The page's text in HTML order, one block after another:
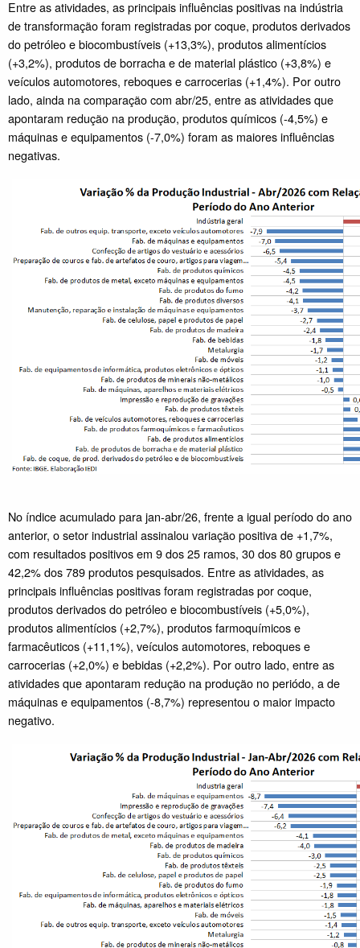
Entre as atividades, as principais influências positivas na indústria
de transformação foram registradas por coque, produtos derivados
do petróleo e biocombustíveis (+13,3%), produtos alimentícios
(+3,2%), produtos de borracha e de material plástico (+3,8%) e
veículos automotores, reboques e carrocerias (+1,4%). Por outro
lado, ainda na comparação com abr/25, entre as atividades que
apontaram redução na produção, produtos químicos (-4,5%) e
máquinas e equipamentos (-7,0%) foram as maiores influências
negativas.
No índice acumulado para jan-abr/26, frente a igual período do ano
anterior, o setor industrial assinalou variação positiva de +1,7%,
com resultados positivos em 9 dos 25 ramos, 30 dos 80 grupos e
42,2% dos 789 produtos pesquisados. Entre as atividades, as
principais influências positivas foram registradas por coque,
produtos derivados do petróleo e biocombustíveis (+5,0%),
produtos alimentícios (+2,7%), produtos farmoquímicos e
farmacêuticos (+11,1%), veículos automotores, reboques e
carrocerias (+2,0%) e bebidas (+2,2%). Por outro lado, entre as
atividades que apontaram redução na produção no periódo, a de
máquinas e equipamentos (-8,7%) representou o maior impacto
negativo.